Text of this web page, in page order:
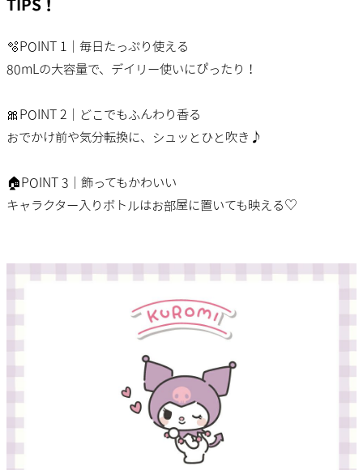
TIPS！
🫧POINT 1｜毎日たっぷり使える
80mLの大容量で、デイリー使いにぴったり！
🎀POINT 2｜どこでもふんわり香る
おでかけ前や気分転換に、シュッとひと吹き♪
🏠POINT 3｜飾ってもかわいい
キャラクター入りボトルはお部屋に置いても映える♡